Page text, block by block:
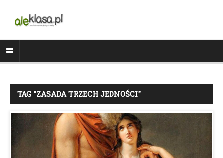
TAG "ZASADA TRZECH JEDNOŚCI"